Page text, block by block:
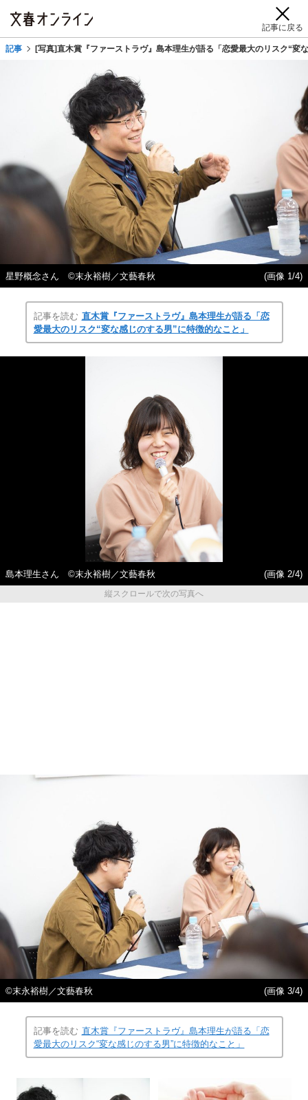
記事に戻る
記事 [写真]直木賞『ファーストラヴ』島本理生が語る「恋愛最大のリスク“変
星野概念さん ©末永裕樹／文藝春秋 (画像 1/4)
記事を読む 直木賞『ファーストラヴ』島本理生が語る「恋
愛最大のリスク“変な感じのする男”に特徴的なこと」
島本理生さん ©末永裕樹／文藝春秋
(画像 2/4)
縦スクロールで次の写真へ
©末永裕樹／文藝春秋 (画像 3/4)
記事を読む 直木賞『ファーストラヴ』島本理生が語る「恋
愛最大のリスク“変な感じのする男”に特徴的なこと」